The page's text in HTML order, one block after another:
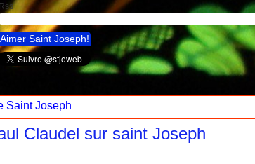
Rss
Aimer Saint Joseph!
Saint Joseph
Claudel sur saint Joseph